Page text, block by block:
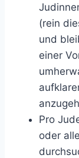
(rein
und
einer
Pro
oder